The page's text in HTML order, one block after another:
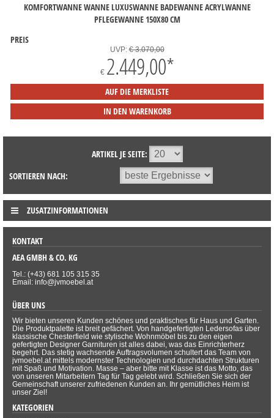
KOMFORTWANNE WANNE LUXUSWANNE BADEWANNE ACRYLWANNE
PFLEGEWANNE 150X80 CM
PREIS
UVP:€ 3.070,00
€ 2.449,00*
AUF DIE MERKLISTE
IN DEN WARENKORB
ARTIKEL JE SEITE:
SORTIEREN NACH:
ZUSATZINFORMATIONEN
KONTAKT
AEA GMBH & CO. KG
Tel.: (+43) 681 105 315 35
Email: info@jvmoebel.at
ÜBER UNS
Wir bieten unseren Kunden schönes und praktisches für Haus und Garten.
Die Produktpalette ist breit gefächert. Von handgefertigten Ledersofas über
klassische Chesterfield wie stylische Wohnmöbel bis zu den eigen
gefertigten Designer Garnituren ist alles dabei, was das Einrichterherz
begehrt. Das stetig wachsende Auftragsvolumen schultert das Team von
jvmoebel.at mittels modernster Technologien und durchdachten Strukturen
mit Spaß und Motivation. Masse – aber bitte mit Klasse ist das Motto, das
von unseren Mitarbeitern Tag für Tag gelebt wird. Schließen Sie sich der
Gemeinschaft unserer zufriedenen Kunden an. Ihr gemütliches Heim ist
unser Ziel!
KATEGORIEN